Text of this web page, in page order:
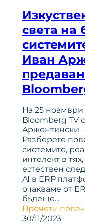
света на
Иван
На 25 ноември
Bloomberg TV
Аржентински –
Разберете
системите,
интелект в
естествен
AI в ERP
очакваме от
бъдеще…
Прочети
30/11/2023